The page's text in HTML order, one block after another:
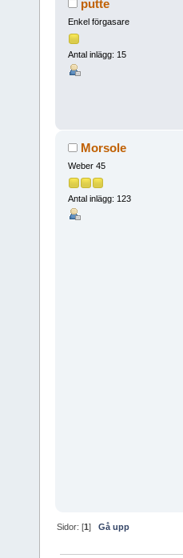
putte
Enkel förgasare
Antal inlägg: 15
Morsole
Weber 45
Antal inlägg: 123
Sidor: [1]Gå upp